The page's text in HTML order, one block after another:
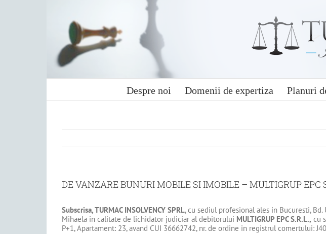
Despre noi Domenii de expertiza Planuri
DE VANZARE BUNURI MOBILE SI IMOBILE – MULTIGRUP EPC
Subscrisa, TURMAC INSOLVENCY SPRL, cu sediul profesional ales in Bucuresti, Bd.
Mihaela în calitate de lichidator judiciar al debitorului MULTIGRUP EPC S.R.L., cu
P+1, Apartament: 23, avand CUI 36662742, nr. de ordine in registrul comertului: